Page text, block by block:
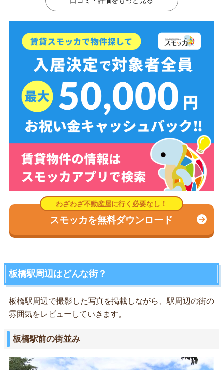
スモッカを無料ダウンロード
板橋駅周辺はどんな街？
板橋駅周辺で撮影した写真を掲載しながら、駅周辺の街の
雰囲気をレビューしていきます。
板橋駅前の街並み